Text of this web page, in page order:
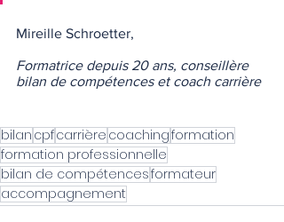
Mireille Schroetter,
Formatrice depuis 20 ans, conseillère
bilan de compétences et coach carrière
bilan cpfcarrière coachingformation
formation professionnelle
bilan de compétencesformateur
accompagnement